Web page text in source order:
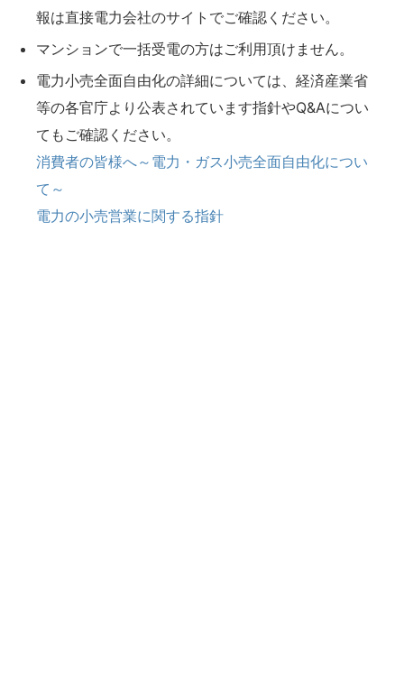
報は直接電力会社のサイトでご確認ください。
マンションで一括受電の方はご利用頂けません。
電力小売全面自由化の詳細については、経済産業省
等の各官庁より公表されています指針やQ&Aについ
てもご確認ください。
消費者の皆様へ～電力・ガス小売全面自由化につい
て～
電力の小売営業に関する指針